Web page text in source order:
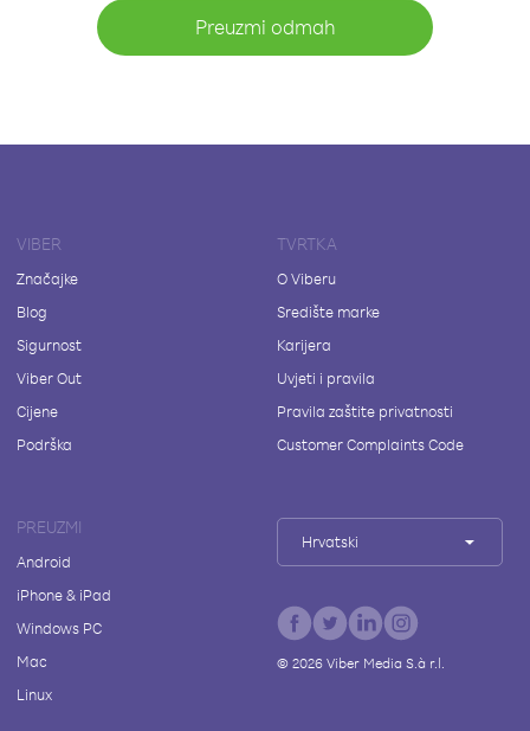
Preuzmi odmah
VIBER
Značajke
Blog
Sigurnost
Viber Out
Cijene
Podrška
TVRTKA
O Viberu
Središte marke
Karijera
Uvjeti i pravila
Pravila zaštite privatnosti
Customer Complaints Code
PREUZMI
Android
iPhone & iPad
Windows PC
Mac
Linux
Hrvatski
© 2026Viber Media S.à r.l.